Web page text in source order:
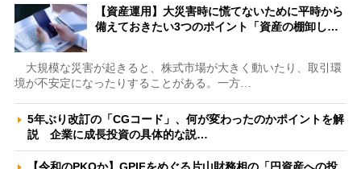
【資産運用】大災害時に慌てないために平時から
備えておきたい3つのポイント「資産の棚卸し…
大規模な災害が起きると、株式市場が大きく動いたり、取引環
境が不安定になったりすることがある。一方…
5年ぶり改訂の「CGコード」、何が変わったのかポイントを解
説 企業に成長投資の具体的な説…